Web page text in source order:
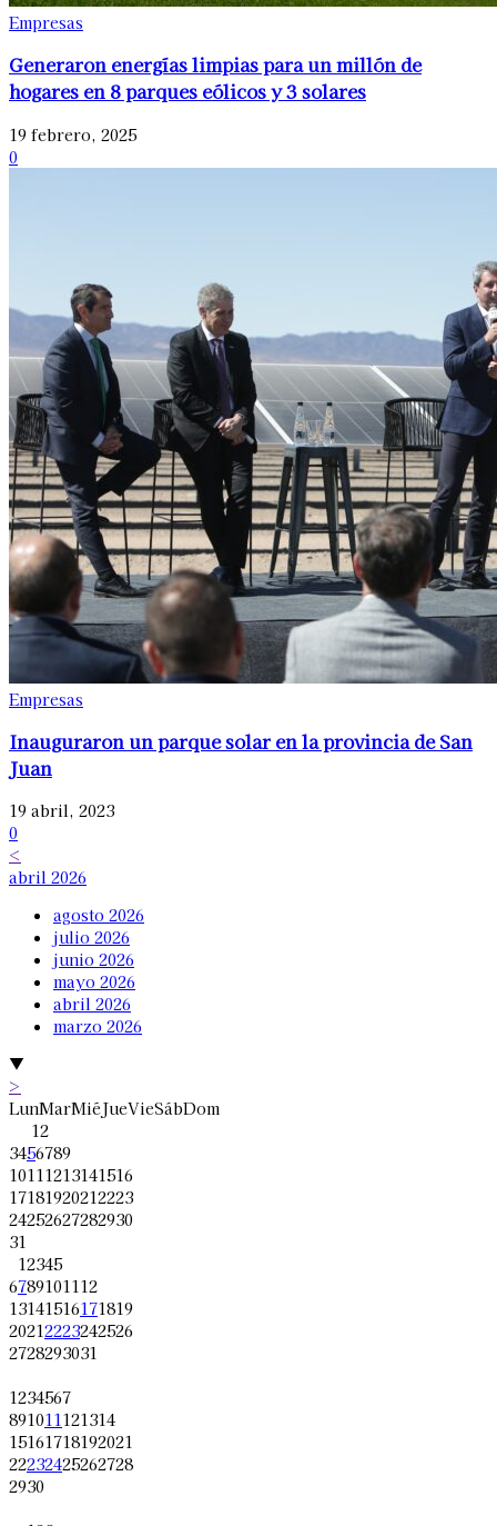
Empresas
Generaron energías limpias para un millón de
hogares en 8 parques eólicos y 3 solares
19 febrero, 2025
0
Empresas
Inauguraron un parque solar en la provincia de San
Juan
19 abril, 2023
0
<
abril 2026
agosto 2026
julio 2026
junio 2026
mayo 2026
abril 2026
marzo 2026
▼
>
LunMarMiéJueVieSábDom
12
3456789
10111213141516
17181920212223
24252627282930
31
12345
6789101112
13141516171819
20212223242526
2728293031
1234567
891011121314
15161718192021
22232425262728
2930